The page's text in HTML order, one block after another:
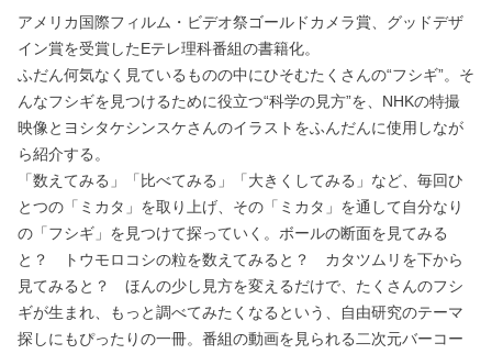
アメリカ国際フィルム・ビデオ祭ゴールドカメラ賞、グッドデザ
イン賞を受賞したEテレ理科番組の書籍化。
ふだん何気なく見ているものの中にひそむたくさんの“フシギ”。そ
んなフシギを見つけるために役立つ“科学の見方”を、NHKの特撮
映像とヨシタケシンスケさんのイラストをふんだんに使用しなが
ら紹介する。
「数えてみる」「比べてみる」「大きくしてみる」など、毎回ひ
とつの「ミカタ」を取り上げ、その「ミカタ」を通して自分なり
の「フシギ」を見つけて探っていく。ボールの断面を見てみる
と？ トウモロコシの粒を数えてみると？ カタツムリを下から
見てみると？ ほんの少し見方を変えるだけで、たくさんのフシ
ギが生まれ、もっと調べてみたくなるという、自由研究のテーマ
探しにもぴったりの一冊。番組の動画を見られる二次元バーコー